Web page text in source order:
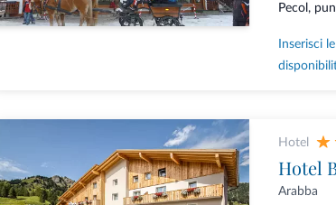
Pecol,
Inserisci
Hotel
Hotel
Arabba